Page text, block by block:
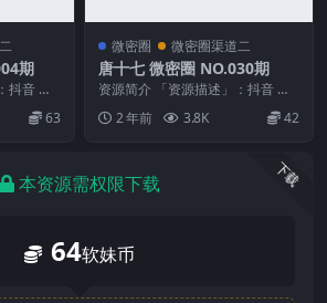
期
抖音 静
61P2
63
微密圈 微密圈渠道二
唐十七 微密圈 NO.030期
资源简介 「资源描述」：抖音 唐
十七 微密圈 NO.030期 【26P】
「资源...
2 年前 3.8K 42
下载
本资源需权限下载
64软妹币